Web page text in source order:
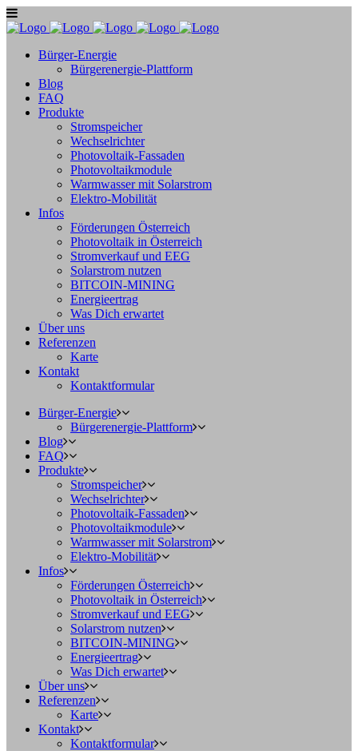
Bürger-Energie
Bürgerenergie-Plattform
Blog
FAQ
Produkte
Stromspeicher
Wechselrichter
Photovoltaik-Fassaden
Photovoltaikmodule
Warmwasser mit Solarstrom
Elektro-Mobilität
Infos
Förderungen Österreich
Photovoltaik in Österreich
Stromverkauf und EEG
Solarstrom nutzen
BITCOIN-MINING
Energieertrag
Was Dich erwartet
Über uns
Referenzen
Karte
Kontakt
Kontaktformular
Bürger-Energie
Bürgerenergie-Plattform
Blog
FAQ
Produkte
Stromspeicher
Wechselrichter
Photovoltaik-Fassaden
Photovoltaikmodule
Warmwasser mit Solarstrom
Elektro-Mobilität
Infos
Förderungen Österreich
Photovoltaik in Österreich
Stromverkauf und EEG
Solarstrom nutzen
BITCOIN-MINING
Energieertrag
Was Dich erwartet
Über uns
Referenzen
Karte
Kontakt
Kontaktformular